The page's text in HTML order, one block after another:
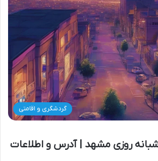
گردشگری و اقامتی
روزی مشهد | آدرس و اطلاعات